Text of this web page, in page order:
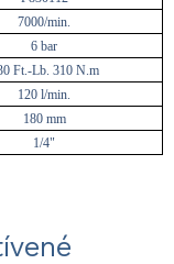
7000/min.
6 bar
Ft.-Lb. 310 N.m
120 l/min.
180 mm
1/4"